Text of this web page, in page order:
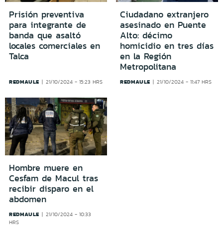
Prisión preventiva
para integrante de
banda que asaltó
locales comerciales en
Talca
REDMAULE 21/10/2024 - 15:23 HRS
Ciudadano extranjero
asesinado en Puente
Alto: décimo
homicidio en tres días
en la Región
Metropolitana
REDMAULE 21/10/2024 - 11:47 HRS
Hombre muere en
Cesfam de Macul tras
recibir disparo en el
abdomen
REDMAULE
21/10/2024 - 10:33
HRS